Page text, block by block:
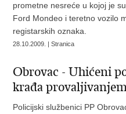
prometne nesreće u kojoj je
Ford Mondeo i teretno vozilo
registarskih oznaka.
28.10.2009. | Stranica
Obrovac - Uhićeni
krađa
Policijski službenici PP